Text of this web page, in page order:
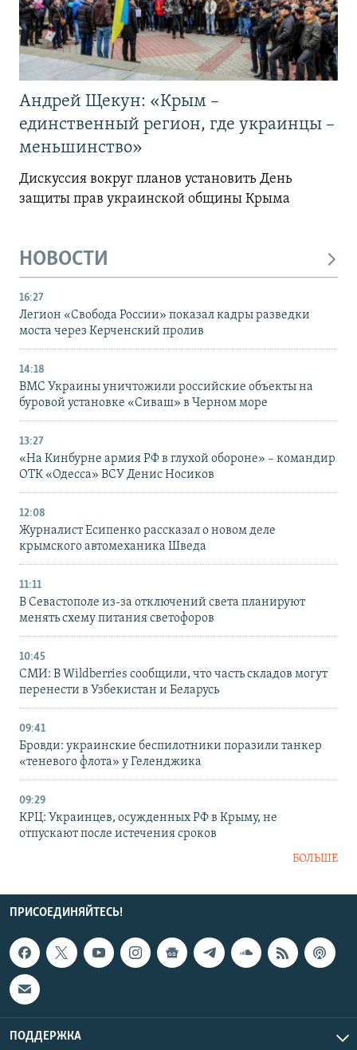
Андрей Щекун: «Крым –
единственный регион, где украинцы –
меньшинство»
Дискуссия вокруг планов установить День
защиты прав украинской общины Крыма
НОВОСТИ
16:27
Легион «Свобода России» показал кадры разведки
моста через Керченский пролив
14:18
ВМС Украины уничтожили российские объекты на
буровой установке «Сиваш» в Черном море
13:27
«На Кинбурне армия РФ в глухой обороне» – командир
ОТК «Одесса» ВСУ Денис Носиков
12:08
Журналист Есипенко рассказал о новом деле
крымского автомеханика Шведа
11:11
В Севастополе из-за отключений света планируют
менять схему питания светофоров
10:45
СМИ: В Wildberries сообщили, что часть складов могут
перенести в Узбекистан и Беларусь
09:41
Бровди: украинские беспилотники поразили танкер
«теневого флота» у Геленджика
09:29
КРЦ: Украинцев, осужденных РФ в Крыму, не
отпускают после истечения сроков
БОЛЬШЕ
ПРИСОЕДИНЯЙТЕСЬ!
ПОДДЕРЖКА